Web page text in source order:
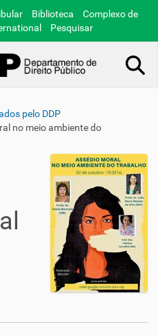
Biblioteca
Complexo de
Pesquisar
pelo DDP